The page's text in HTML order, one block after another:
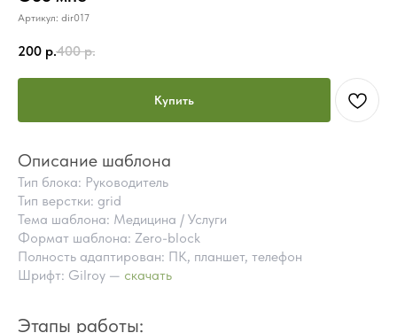
Артикул: dir017
200 р.400 р.
Купить
Описание шаблона
Тип блока: Руководитель
Тип верстки: grid
Тема шаблона: Медицина / Услуги
Формат шаблона: Zero-block
Полность адаптирован: ПК, планшет, телефон
Шрифт: Gilroy — скачать
Этапы работы:
ПОЧЕМУ СТОИТ КУПИТЬ
ВМЕСТО ЗАКАЗА